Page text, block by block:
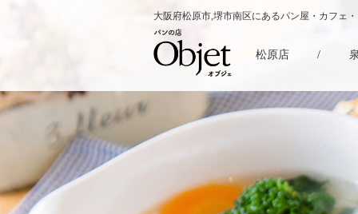
大阪府松原市,堺市南区にあるパン屋・カフェ
松原店 /